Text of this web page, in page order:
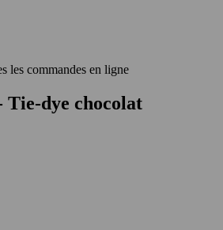
les commandes en ligne
Tie-dye chocolat